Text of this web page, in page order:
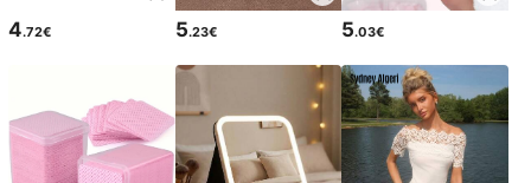
4.72€ 5.23€ 5.03€